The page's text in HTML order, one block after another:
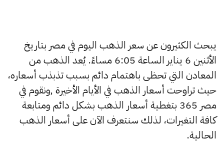
يبحث الكثيرون عن سعر الذهب اليوم في مصر بتاريخ
الأثنين 6 يناير الساعة 6:05 مساءً. يُعد الذهب من
المعادن التي تحظى باهتمام دائم بسبب تذبذب أسعاره،
حيث تراوحت أسعار الذهب في الأيام الأخيرة ,ونقوم في
مصر 365 بتغطية أسعار الذهب بشكل دائم ومتابعة
كافة التغيرات، لذلك سنتعرف الآن على أسعار الذهب
الحالية.